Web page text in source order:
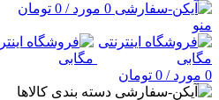
0 مورد/
0 تومان
منو
0 مورد/
0 تومان
دسته بندی کالاها